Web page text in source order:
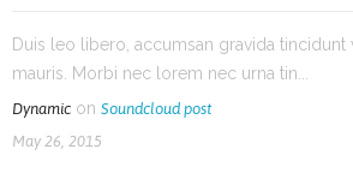
Duis leo libero, accumsan gravida tincidunt
mauris. Morbi nec lorem nec urna tin...
Dynamic on Soundcloud post
May 26, 2015